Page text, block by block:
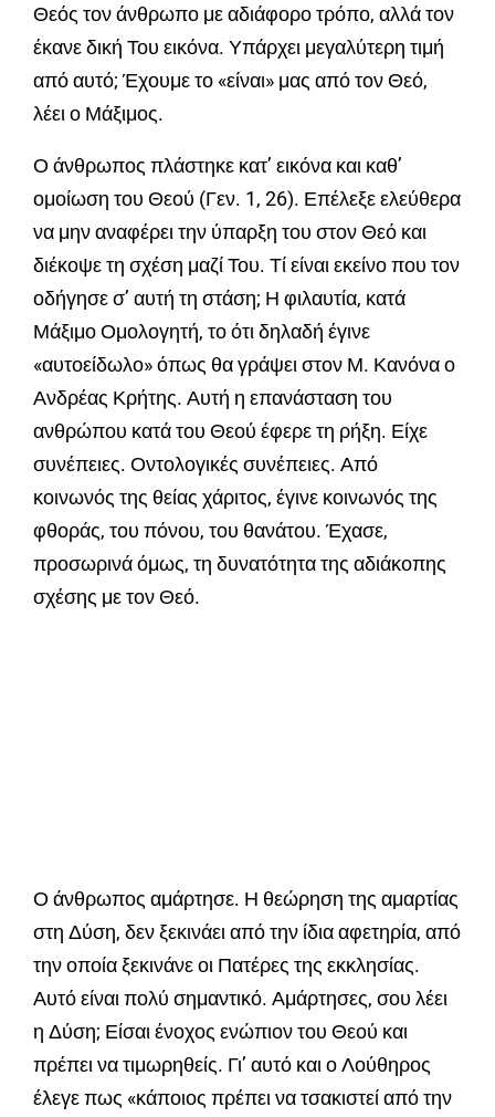
Θεός τον άνθρωπο με αδιάφορο τρόπο, αλλά τον
έκανε δική Του εικόνα. Υπάρχει μεγαλύτερη τιμή
από αυτό; Έχουμε το «είναι» μας από τον Θεό,
λέει ο Μάξιμος.
Ο άνθρωπος πλάστηκε κατ’ εικόνα και καθ’
ομοίωση του Θεού (Γεν. 1, 26). Επέλεξε ελεύθερα
να μην αναφέρει την ύπαρξη του στον Θεό και
διέκοψε τη σχέση μαζί Του. Τί είναι εκείνο που τον
οδήγησε σ’ αυτή τη στάση; Η φιλαυτία, κατά
Μάξιμο Ομολογητή, το ότι δηλαδή έγινε
«αυτοείδωλο» όπως θα γράψει στον Μ. Κανόνα ο
Ανδρέας Κρήτης. Αυτή η επανάσταση του
ανθρώπου κατά του Θεού έφερε τη ρήξη. Είχε
συνέπειες. Οντολογικές συνέπειες. Από
κοινωνός της θείας χάριτος, έγινε κοινωνός της
φθοράς, του πόνου, του θανάτου. Έχασε,
προσωρινά όμως, τη δυνατότητα της αδιάκοπης
σχέσης με τον Θεό.
Ο άνθρωπος αμάρτησε. Η θεώρηση της αμαρτίας
στη Δύση, δεν ξεκινάει από την ίδια αφετηρία, από
την οποία ξεκινάνε οι Πατέρες της εκκλησίας.
Αυτό είναι πολύ σημαντικό. Αμάρτησες, σου λέει
η Δύση; Είσαι ένοχος ενώπιον του Θεού και
πρέπει να τιμωρηθείς. Γι’ αυτό και ο Λούθηρος
έλεγε πως «κάποιος πρέπει να τσακιστεί από την